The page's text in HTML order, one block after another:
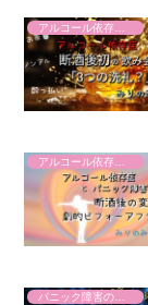
アルコール依存症のこと
アルコール依存症のこと
パニック障害のこと